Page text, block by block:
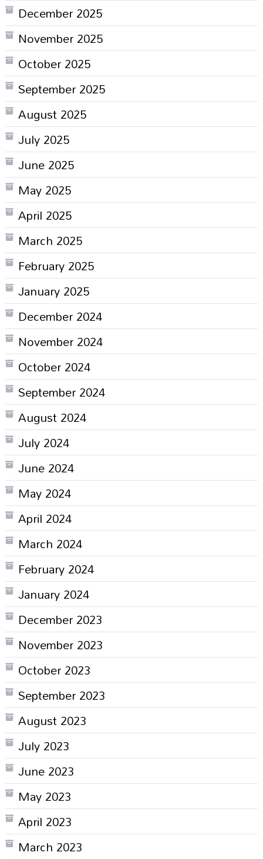
December 2025
November 2025
October 2025
September 2025
August 2025
July 2025
June 2025
May 2025
April 2025
March 2025
February 2025
January 2025
December 2024
November 2024
October 2024
September 2024
August 2024
July 2024
June 2024
May 2024
April 2024
March 2024
February 2024
January 2024
December 2023
November 2023
October 2023
September 2023
August 2023
July 2023
June 2023
May 2023
April 2023
March 2023